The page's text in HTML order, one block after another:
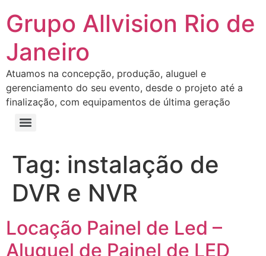
Grupo Allvision Rio de
Janeiro
Atuamos na concepção, produção, aluguel e
gerenciamento do seu evento, desde o projeto até a
finalização, com equipamentos de última geração
Tag: instalação de
DVR e NVR
Locação Painel de Led –
Aluguel de Painel de LED